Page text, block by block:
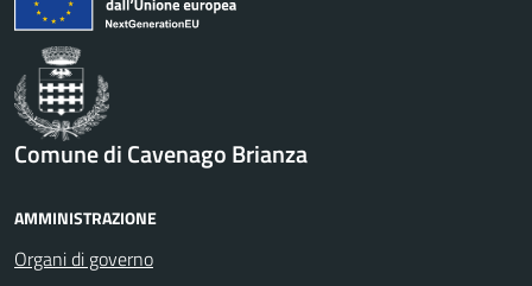
Comune di Cavenago Brianza
AMMINISTRAZIONE
Organi di governo